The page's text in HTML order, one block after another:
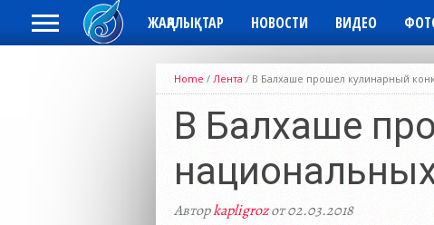
ЖАҢАЛЫҚТАР НОВОСТИ ВИДЕО
Home / Лента / В Балхаше прошел кулинарный
В Балхаше
Авторkapligrozот 02.03.2018